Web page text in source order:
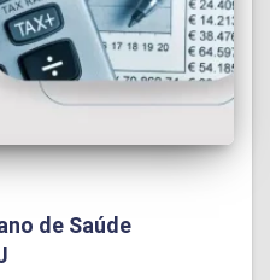
de Saúde